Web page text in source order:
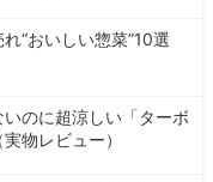
“おいしい惣菜”10選
のに超涼しい「ターボ
物レビュー）